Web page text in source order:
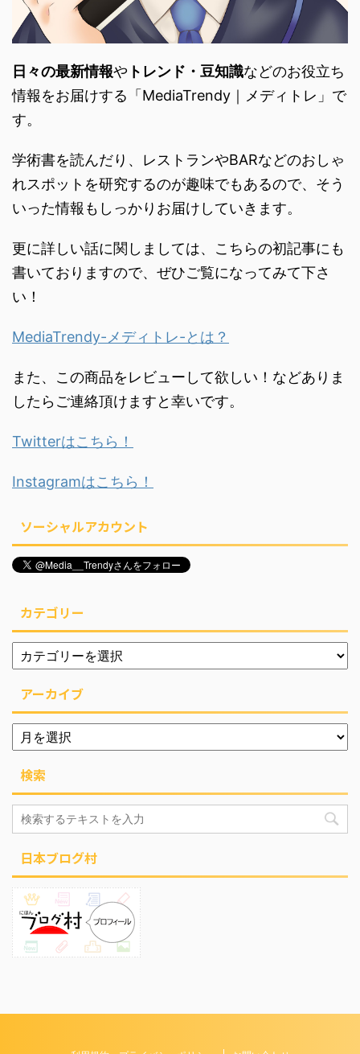
日々の最新情報や トレンド・ 豆知識などのお役立ち
情報をお届けする「MediaTrendy｜メディトレ」で
す。
学術書を読んだり、 レストランやBARなどのおしゃ
れスポットを研究するのが趣味でもあるので、 そう
いった情報もしっかりお届けしていきます。
更に詳しい話に関しましては、こちらの初記事にも
書いておりますので、ぜひご覧になってみて下さ
い！
MediaTrendy-メディトレ-とは？
また、この商品をレビューして欲しい！などありま
したらご連絡頂けますと幸いです。
Twitterはこちら！
Instagramはこちら！
ソーシャルアカウント
カテゴリー
アーカイブ
検索
日本ブログ村